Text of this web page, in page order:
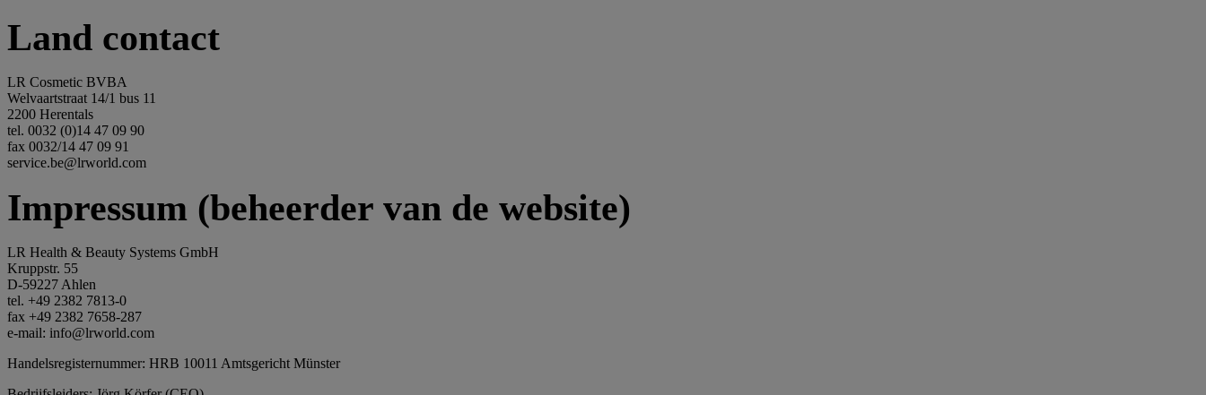
Land contact
LR Cosmetic BVBA
Welvaartstraat 14/1 bus 11
2200 Herentals
tel. 0032 (0)14 47 09 90
fax 0032/14 47 09 91
service.be@lrworld.com
Impressum (beheerder van de website)
LR Health & Beauty Systems GmbH
Kruppstr. 55
D-59227 Ahlen
tel. +49 2382 7813-0
fax +49 2382 7658-287
e-mail: info@lrworld.com
Handelsregisternummer: HRB 10011 Amtsgericht Münster